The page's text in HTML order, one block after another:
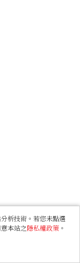
析技術。若您未點選
本站之隱私權政策 。